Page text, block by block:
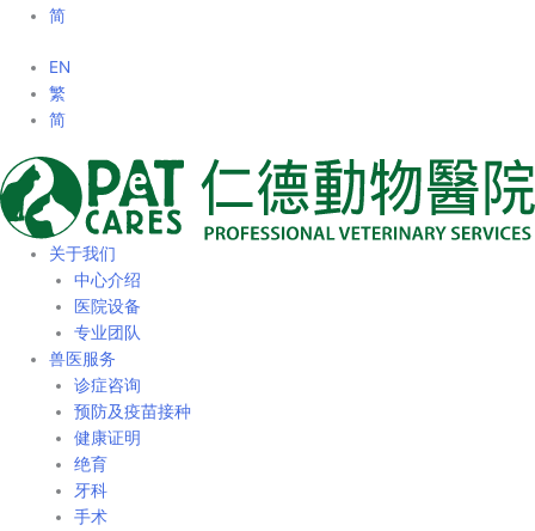
简
EN
繁
简
关于我们
中心介绍
医院设备
专业团队
兽医服务
诊症咨询
预防及疫苗接种
健康证明
绝育
牙科
手术